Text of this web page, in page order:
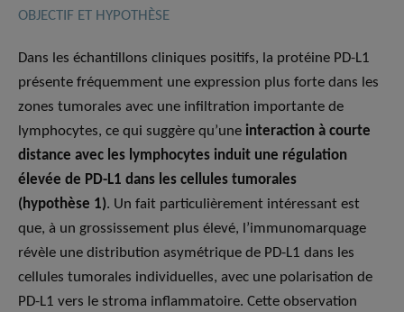
OBJECTIF ET HYPOTHÈSE
Dans les échantillons cliniques positifs, la protéine PD-L1
présente fréquemment une expression plus forte dans les
zones tumorales avec une infiltration importante de
lymphocytes, ce qui suggère qu’une interaction à courte
distance avec les lymphocytes induit une régulation
élevée de PD-L1 dans les cellules tumorales
(hypothèse 1). Un fait particulièrement intéressant est
que, à un grossissement plus élevé, l’immunomarquage
révèle une distribution asymétrique de PD-L1 dans les
cellules tumorales individuelles, avec une polarisation de
PD-L1 vers le stroma inflammatoire. Cette observation